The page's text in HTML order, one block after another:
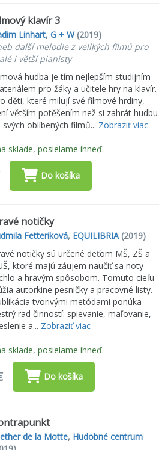
klavír 3
Linhart,G + W(2019)
další melodie z vellkých filmů pro
i větší pianisty
hudba je tím nejlepším studijním
pro žáky a učitele hry na klavír.
děti, které milují své filmové hrdiny,
větším potěšením než si zahrát hudbu
svých oblíbených filmů... Zobraziť viac
sklade, posielame ihneď.
Do košíka
notičky
Fetteriková, EQUILIBRIA (2019)
notičky sú určené deťom MŠ, ZŠ a
ktoré majú záujem naučiť sa noty
a hravým spôsobom. Tomuto cieľu
autorkine pesničky a pracovné listy.
tvorivými metódami ponúka
rad činností: spievanie, maľovanie,
a... Zobraziť viac
sklade, posielame ihneď.
Do košíka
de la Motte, Hudobné centrum